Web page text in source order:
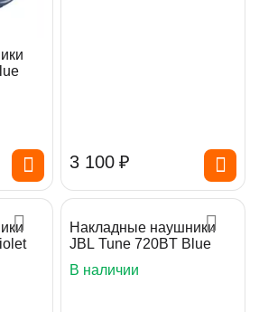
3 100 ₽
Накладные наушники
JBL Tune 720BT Blue
В наличии